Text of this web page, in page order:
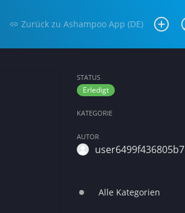
Zurück zu Ashampoo App (DE)
STATUS
Erledigt
KATEGORIE
AUTOR
user6499f436805b7
Alle Kategorien